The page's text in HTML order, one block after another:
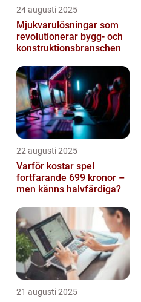
24 augusti 2025
Mjukvarulösningar som
revolutionerar bygg- och
konstruktionsbranschen
22 augusti 2025
Varför kostar spel
fortfarande 699 kronor –
men känns halvfärdiga?
21 augusti 2025